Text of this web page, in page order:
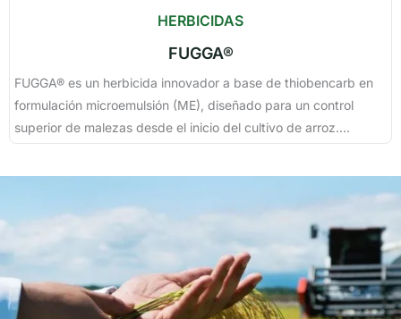
HERBICIDAS
FUGGA®
FUGGA® es un herbicida innovador a base de thiobencarb en
formulación microemulsión (ME), diseñado para un control
superior de malezas desde el inicio del cultivo de arroz....